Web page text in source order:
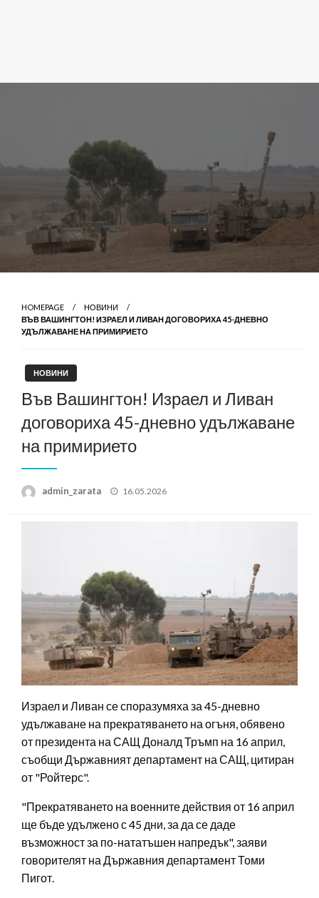
HOMEPAGE
НОВИНИ
ВЪВ ВАШИНГТОН! ИЗРАЕЛ И ЛИВАН ДОГОВОРИХА 45-ДНЕВНО
УДЪЛЖАВАНЕ НА ПРИМИРИЕТО
НОВИНИ
Във Вашингтон! Израел и Ливан
договориха 45-дневно удължаване
на примирието
admin_zarata
Posted
16.05.2026
Израел и Ливан се споразумяха за 45-дневно
удължаване на прекратяването на огъня, обявено
от президента на САЩ Доналд Тръмп на 16 април,
съобщи Държавният департамент на САЩ, цитиран
от "Ройтерс".
"Прекратяването на военните действия от 16 април
ще бъде удължено с 45 дни, за да се даде
възможност за по-нататъшен напредък", заяви
говорителят на Държавния департамент Томи
Пигот.